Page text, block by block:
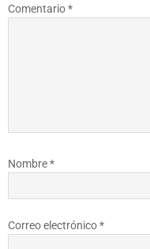
Comentario*
Nombre*
Correo electrónico*